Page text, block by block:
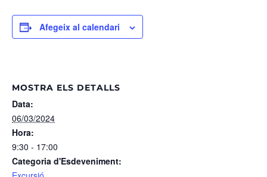
Afegeix al calendari
MOSTRA ELS DETALLS
Data:
06/03/2024
Hora:
9:30 - 17:00
Categoria d'Esdeveniment: